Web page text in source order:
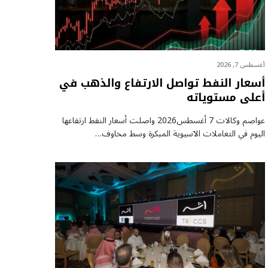
أغسطس 7, 2026
أسعار النفط تواصل الارتفاع والذهب في
أعلى مستوياته
عواصم وكالات 7 أغسطس2026 واصلت أسعار ⁠النفط ارتفاعها
اليوم في التعاملات الآسيوية المبكرة وسط مخاوف…